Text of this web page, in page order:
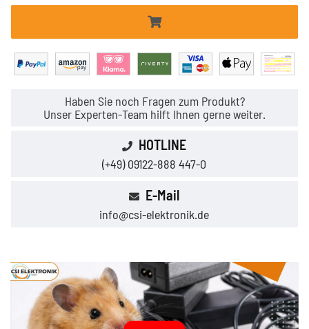
Haben Sie noch Fragen zum Produkt?
Unser Experten-Team hilft Ihnen gerne weiter.
HOTLINE
(+49) 09122-888 447-0
E-Mail
info@csi-elektronik.de